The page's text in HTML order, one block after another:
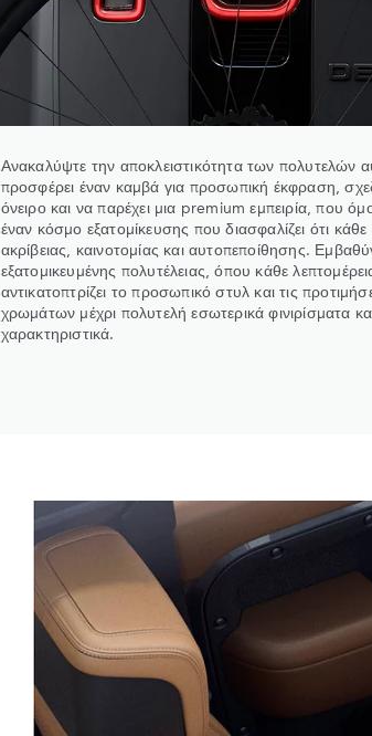
Ανακαλύψτε την αποκλειστικότητα των πολυτελών
προσφέρει έναν καμβά για προσωπική έκφραση,
όνειρο και να παρέχει μια premium εμπειρία, που
έναν κόσμο εξατομίκευσης που διασφαλίζει ότι
ακρίβειας, καινοτομίας και αυτοπεποίθησης.
εξατομικευμένης πολυτέλειας, όπου κάθε
αντικατοπτρίζει το προσωπικό στυλ και τις
χρωμάτων μέχρι πολυτελή εσωτερικά φινιρίσματα
χαρακτηριστικά.